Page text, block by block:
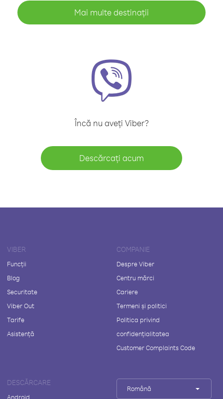
Mai multe destinații
Încă nu aveți Viber?
Descărcați acum
VIBER
Funcții
Blog
Securitate
Viber Out
Tarife
Asistență
COMPANIE
Despre Viber
Centru mărci
Cariere
Termeni și politici
Politica privind
confidențialitatea
Customer Complaints Code
DESCĂRCARE
Android
Română